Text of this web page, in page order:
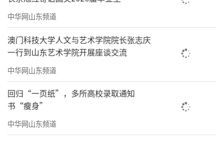
中华网山东频道
澳门科技大学人文与艺术学院院长张志庆
一行到山东艺术学院开展座谈交流
中华网山东频道
回归“一页纸”，多所高校录取通知
书“瘦身”
中华网山东频道